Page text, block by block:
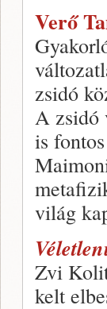
Verő
zsidó
A zsidó
is
világ
Zvi
kelt